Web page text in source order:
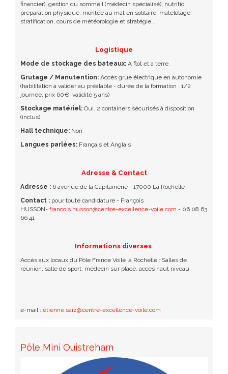
financier), gestion du sommeil (médecin spécialisé), nutritio,
préparation physique, montée au mât en solitaire, matelotage,
stratification, cours de météorologie et stratégie...
Logistique
Mode de stockage des bateaux: A flot et à terre.
Grutage / Manutention: Accès grue électrique en autonomie
(habilitation à valider au préalable - durée de la formation : 1/2
journée, prix 60€, validité 5 ans)
Stockage matériel: Oui. 2 containers sécurisés à disposition
(inclus)
Hall technique: Non
Langues parlées: Français et Anglais
Adresse & Contact
Adresse : 6 avenue de la Capitainerie - 17000 La Rochelle
Contact : pour toute candidature - François
HUSSON- francois.husson@centre-excellence-voile.com - 06 08 63
66 41
Informations diverses
Accès aux locaux du Pôle France Voile la Rochelle : Salles de
réunion, salle de sport, médecin sur place, accès haut niveau.
e-mail : etienne.saiz@centre-excellence-voile.com
Pôle Mini Ouistreham